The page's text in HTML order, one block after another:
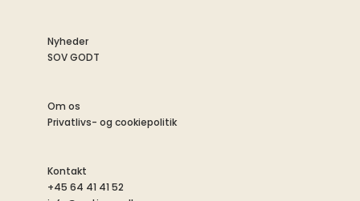
Nyheder
SOV GODT
Om os
Privatlivs- og cookiepolitik
Kontakt
+45 64 41 41 52